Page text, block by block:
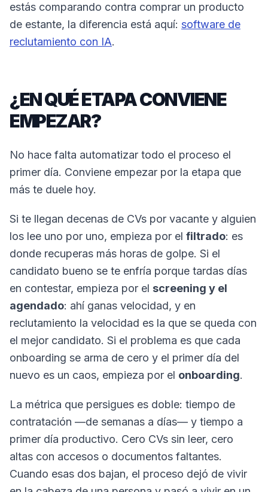
estás comparando contra comprar un producto
de estante, la diferencia está aquí: software de
reclutamiento con IA.
¿EN QUÉ ETAPA CONVIENE
EMPEZAR?
No hace falta automatizar todo el proceso el
primer día. Conviene empezar por la etapa que
más te duele hoy.
Si te llegan decenas de CVs por vacante y alguien
los lee uno por uno, empieza por el filtrado: es
donde recuperas más horas de golpe. Si el
candidato bueno se te enfría porque tardas días
en contestar, empieza por el screening y el
agendado: ahí ganas velocidad, y en
reclutamiento la velocidad es la que se queda con
el mejor candidato. Si el problema es que cada
onboarding se arma de cero y el primer día del
nuevo es un caos, empieza por el onboarding.
La métrica que persigues es doble: tiempo de
contratación —de semanas a días— y tiempo a
primer día productivo. Cero CVs sin leer, cero
altas con accesos o documentos faltantes.
Cuando esas dos bajan, el proceso dejó de vivir